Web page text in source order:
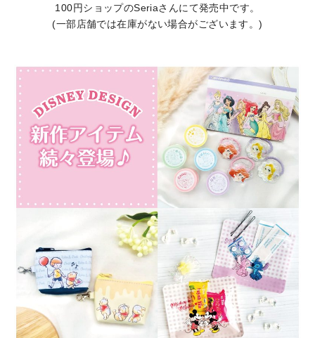
100円ショップのSeriaさんにて発売中です。
(一部店舗では在庫がない場合がございます。)